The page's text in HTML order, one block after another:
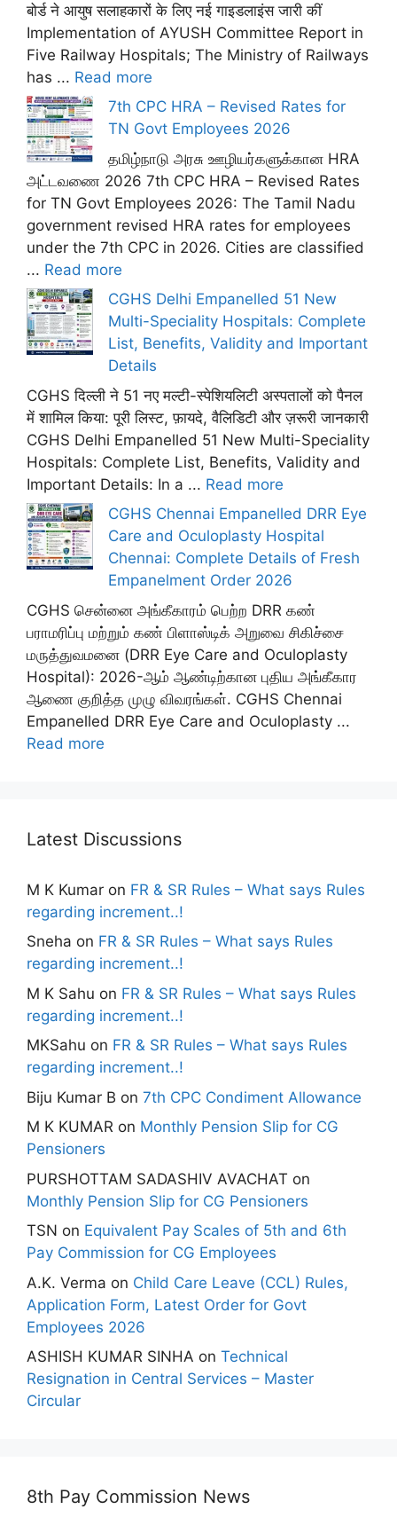
बोर्ड ने आयुष सलाहकारों के लिए नई गाइडलाइंस जारी कीं
Implementation of AYUSH Committee Report in
Five Railway Hospitals; The Ministry of Railways
has ... Read more
7th CPC HRA – Revised Rates for
TN Govt Employees 2026
தமிழ்நாடு அரசு ஊழியர்களுக்கான HRA
அட்டவணை 2026 7th CPC HRA – Revised Rates
for TN Govt Employees 2026: The Tamil Nadu
government revised HRA rates for employees
under the 7th CPC in 2026. Cities are classified
... Read more
CGHS Delhi Empanelled 51 New
Multi-Speciality Hospitals: Complete
List, Benefits, Validity and Important
Details
CGHS दिल्ली ने 51 नए मल्टी-स्पेशियलिटी अस्पतालों को पैनल
में शामिल किया: पूरी लिस्ट, फ़ायदे, वैलिडिटी और ज़रूरी जानकारी
CGHS Delhi Empanelled 51 New Multi-Speciality
Hospitals: Complete List, Benefits, Validity and
Important Details: In a ... Read more
CGHS Chennai Empanelled DRR Eye
Care and Oculoplasty Hospital
Chennai: Complete Details of Fresh
Empanelment Order 2026
CGHS சென்னை அங்கீகாரம் பெற்ற DRR கண்
பராமரிப்பு மற்றும் கண் பிளாஸ்டிக் அறுவை சிகிச்சை
மருத்துவமனை (DRR Eye Care and Oculoplasty
Hospital): 2026-ஆம் ஆண்டிற்கான புதிய அங்கீகார
ஆணை குறித்த முழு விவரங்கள். CGHS Chennai
Empanelled DRR Eye Care and Oculoplasty ...
Read more
Latest Discussions
M K Kumar on FR & SR Rules – What says Rules
regarding increment..!
Sneha on FR & SR Rules – What says Rules
regarding increment..!
M K Sahu on FR & SR Rules – What says Rules
regarding increment..!
MKSahu on FR & SR Rules – What says Rules
regarding increment..!
Biju Kumar B on 7th CPC Condiment Allowance
M K KUMAR on Monthly Pension Slip for CG
Pensioners
PURSHOTTAM SADASHIV AVACHAT on
Monthly Pension Slip for CG Pensioners
TSN on Equivalent Pay Scales of 5th and 6th
Pay Commission for CG Employees
A.K. Verma on Child Care Leave (CCL) Rules,
Application Form, Latest Order for Govt
Employees 2026
ASHISH KUMAR SINHA on Technical
Resignation in Central Services – Master
Circular
8th Pay Commission News